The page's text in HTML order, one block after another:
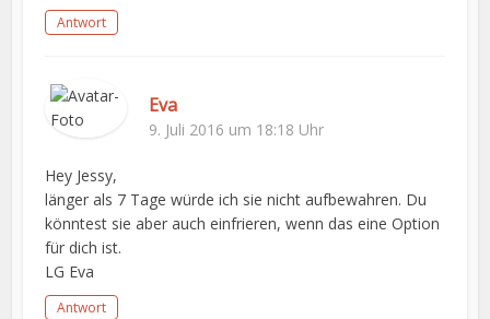
Antwort
Eva
9. Juli 2016 um 18:18 Uhr
Hey Jessy,
länger als 7 Tage würde ich sie nicht aufbewahren. Du
könntest sie aber auch einfrieren, wenn das eine Option
für dich ist.
LG Eva
Antwort